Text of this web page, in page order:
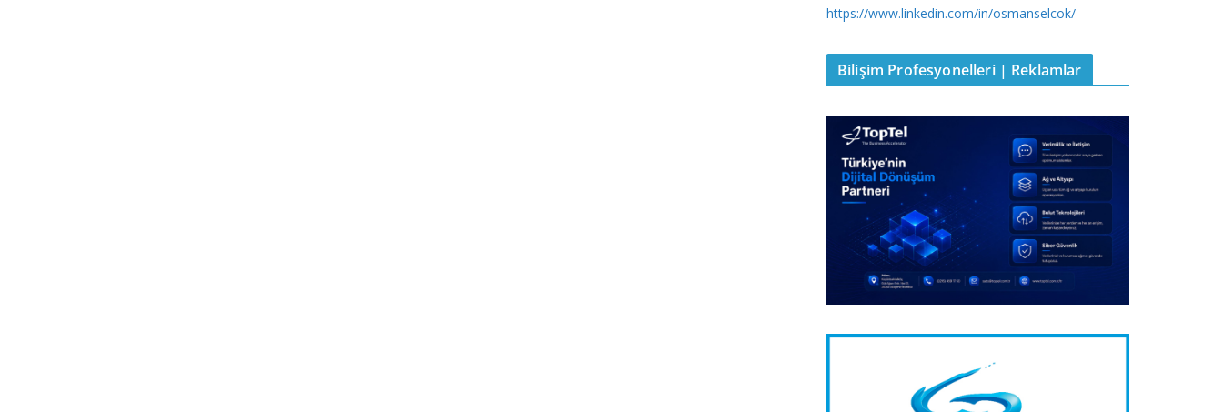
https://www.linkedin.com/in/osmanselcok/
Bilişim Profesyonelleri | Reklamlar